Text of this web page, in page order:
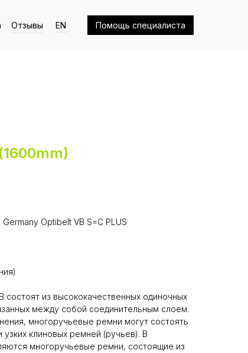
Отзывы Помощь специалиста
EN
Germany Optibelt VB S=C PLUS
из высококачественных одиночных
между собой соединительным слоем.
многоручьевые ремни могут состоять
узких клиновых ремней (ручьев). В
многоручьевые ремни, состоящие из